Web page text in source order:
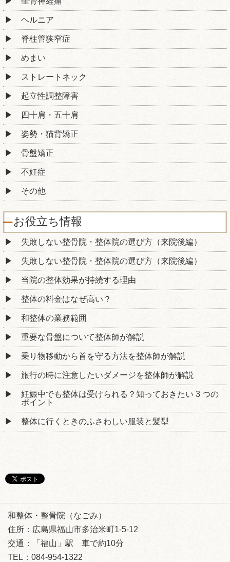
ヘルニア
脊柱管狭窄症
めまい
ストレートネック
起立性調整障害
四十肩・五十肩
姿勢・猫背矯正
骨盤矯正
不妊症
その他
お役立ち情報
失敗しない整骨院・整体院の選び方（来院後編）
失敗しない整骨院・整体院の選び方（来院後編）
当院の整体効果が持続する理由
整体の料金はなぜ高い？
和整体の業務範囲
重要な骨盤について整体師が解説
乗り物移動から首を守る方法を整体師が解説
旅行の時に注意したいダメージを整体師が解説
妊娠中でも整体は受けられる？知っておきたい 3 つの
ポイント
整体に行くときのふさわしい服装と髪型
和整体・整骨院（なごみ）
住所：広島県福山市多治米町1-5-12
交通：「福山」駅 車で約10分
TEL：084-954-1322